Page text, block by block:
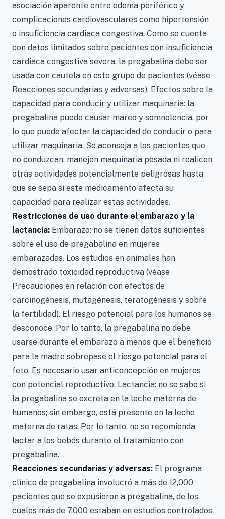
asociación aparente entre edema periférico y
complicaciones cardiovasculares como hipertensión
o insuficiencia cardiaca congestiva. Como se cuenta
con datos limitados sobre pacientes con insuficiencia
cardiaca congestiva severa, la pregabalina debe ser
usada con cautela en este grupo de pacientes (véase
Reacciones secundarias y adversas). Efectos sobre la
capacidad para conducir y utilizar maquinaria: la
pregabalina puede causar mareo y somnolencia, por
lo que puede afectar la capacidad de conducir o para
utilizar maquinaria. Se aconseja a los pacientes que
no conduzcan, manejen maquinaria pesada ni realicen
otras actividades potencialmente peligrosas hasta
que se sepa si este medicamento afecta su
capacidad para realizar estas actividades.
Restricciones de uso durante el embarazo y la
lactancia: Embarazo: no se tienen datos suficientes
sobre el uso de pregabalina en mujeres
embarazadas. Los estudios en animales han
demostrado toxicidad reproductiva (véase
Precauciones en relación con efectos de
carcinogénesis, mutagénesis, teratogénesis y sobre
la fertilidad). El riesgo potencial para los humanos se
desconoce. Por lo tanto, la pregabalina no debe
usarse durante el embarazo a menos que el beneficio
para la madre sobrepase el riesgo potencial para el
feto. Es necesario usar anticoncepción en mujeres
con potencial reproductivo. Lactancia: no se sabe si
la pregabalina se excreta en la leche materna de
humanos; sin embargo, está presente en la leche
materna de ratas. Por lo tanto, no se recomienda
lactar a los bebés durante el tratamiento con
pregabalina.
Reacciones secundarias y adversas: El programa
clínico de pregabalina involucró a más de 12,000
pacientes que se expusieron a pregabalina, de los
cuales más de 7,000 estaban en estudios controlados